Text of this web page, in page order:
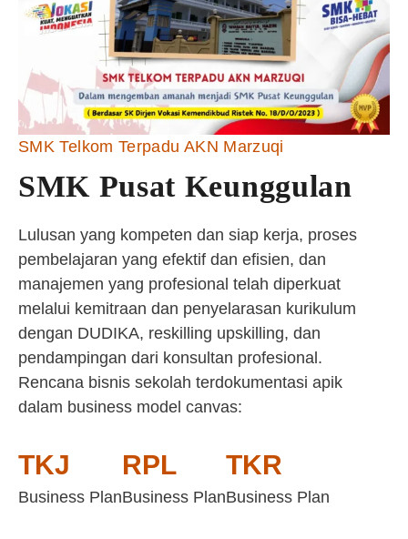
SMK Telkom Terpadu AKN Marzuqi
SMK Pusat Keunggulan
Lulusan yang kompeten dan siap kerja, proses
pembelajaran yang efektif dan efisien, dan
manajemen yang profesional telah diperkuat
melalui kemitraan dan penyelarasan kurikulum
dengan DUDIKA, reskilling upskilling, dan
pendampingan dari konsultan profesional.
Rencana bisnis sekolah terdokumentasi apik
dalam business model canvas:
TKJ
Business Plan
RPL
Business Plan
TKR
Business Plan